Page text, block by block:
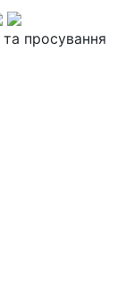
та просування